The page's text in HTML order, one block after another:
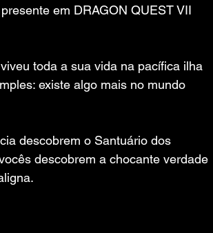
em DRAGON QUEST VII
toda a sua vida na pacífica ilha
existe algo mais no mundo
descobrem o Santuário dos
descobrem a chocante verdade